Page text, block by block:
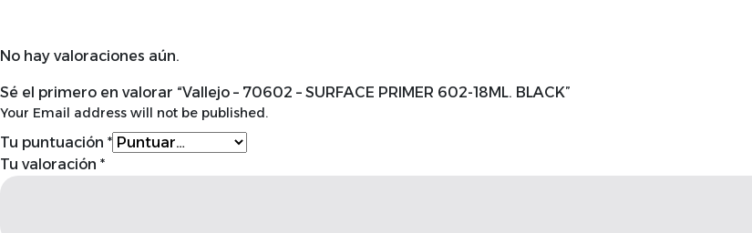
No hay valoraciones aún.
Sé el primero en valorar “Vallejo – 70602 – SURFACE PRIMER 602-18ML. BLACK”
Your Email address will not be published.
Tu puntuación *
Tu valoración *